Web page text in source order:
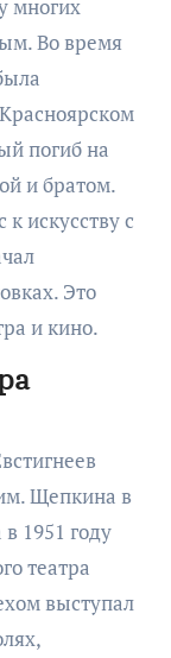
многих
Во время
погиб на
и братом.
искусству с
Это
и кино.
Щепкина в
1951 году
театра
выступал